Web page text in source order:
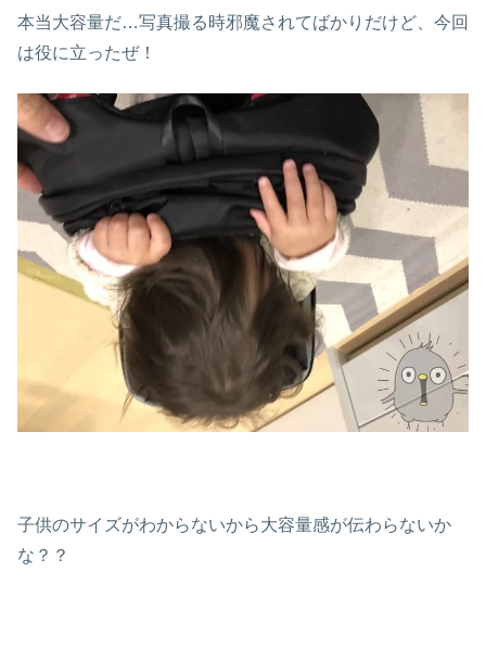
本当大容量だ…写真撮る時邪魔されてばかりだけど、今回
は役に立ったぜ！
子供のサイズがわからないから大容量感が伝わらないか
な？？